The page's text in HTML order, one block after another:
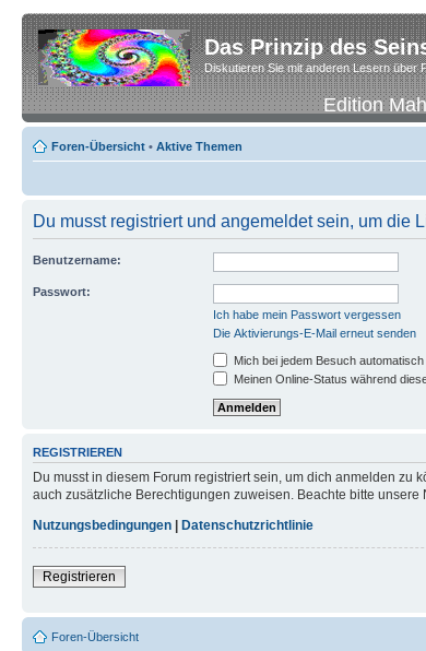
Das Prinzip des
Diskutieren Sie mit anderen Lesern über
Edition
Foren-Übersicht • Aktive Themen
Du musst registriert und angemeldet sein, um die
Benutzername:
Passwort:
Ich habe mein Passwort vergessen
Die Aktivierungs-E-Mail erneut senden
Mich bei jedem Besuch
Meinen Online-Status während
REGISTRIEREN
Du musst in diesem Forum registriert sein, um dich anmelden
auch zusätzliche Berechtigungen zuweisen. Beachte bitte
Nutzungsbedingungen
Datenschutzrichtlinie
Registrieren
Foren-Übersicht